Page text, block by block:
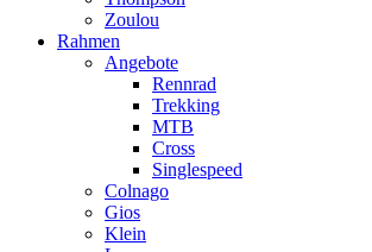
Zoulou
Rahmen
Angebote
Rennrad
Trekking
MTB
Cross
Singlespeed
Colnago
Gios
Klein